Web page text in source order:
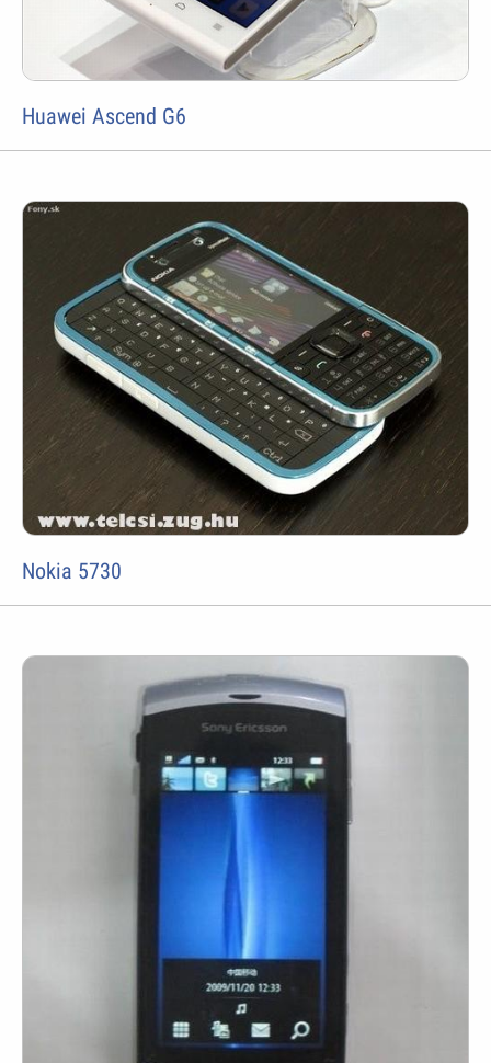
Huawei Ascend G6
Nokia 5730